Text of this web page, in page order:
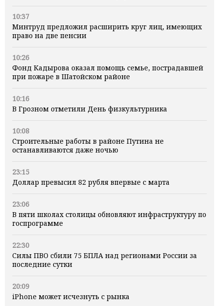
10:37
Минтруд предложил расширить круг лиц, имеющих
право на две пенсии
10:26
Фонд Кадырова оказал помощь семье, пострадавшей
при пожаре в Шатойском районе
10:16
В Грозном отметили День физкультурника
10:08
Строительные работы в районе Путина не
останавливаются даже ночью
23:15
Доллар превысил 82 рубля впервые с марта
23:06
В пяти школах столицы обновляют инфраструктуру по
госпрограмме
22:30
Силы ПВО сбили 75 БПЛА над регионами России за
последние сутки
20:09
iPhone может исчезнуть с рынка